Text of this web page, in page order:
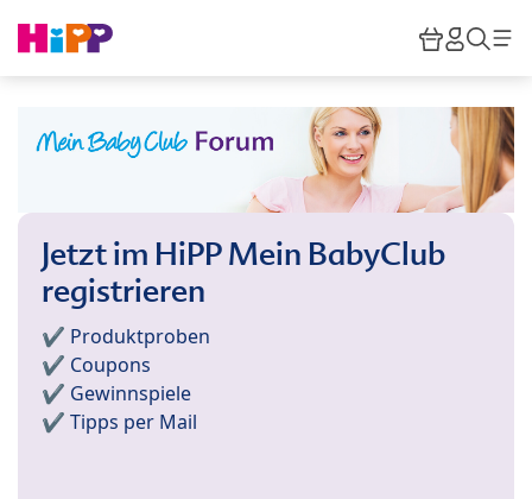
HiPP
Jetzt im HiPP Mein BabyClub
registrieren
✔️ Produktproben
✔️ Coupons
✔️ Gewinnspiele
✔️ Tipps per Mail